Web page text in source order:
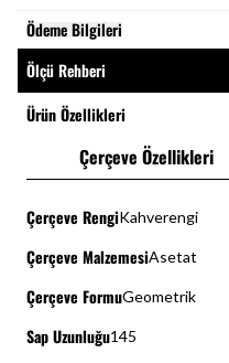
Ödeme Bilgileri
Ölçü Rehberi
Ürün Özellikleri
Çerçeve Özellikleri
Çerçeve RengiKahverengi
Çerçeve MalzemesiAsetat
Çerçeve FormuGeometrik
Sap Uzunluğu145